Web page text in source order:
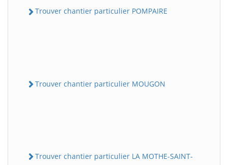
Trouver chantier particulier POMPAIRE
Trouver chantier particulier MOUGON
Trouver chantier particulier LA MOTHE-SAINT-